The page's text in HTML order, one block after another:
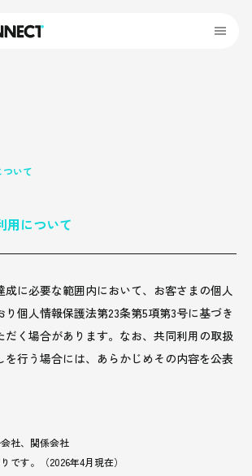
いて
用について
成に必要な範囲内において、お客さまの個人
り個人情報保護法第23条第5項第3号に基づき
だく場合があります。なお、共同利用の取扱
を行う場合には、あらかじめその内容を公表
社、関係会社
です。（2026年4月現在）